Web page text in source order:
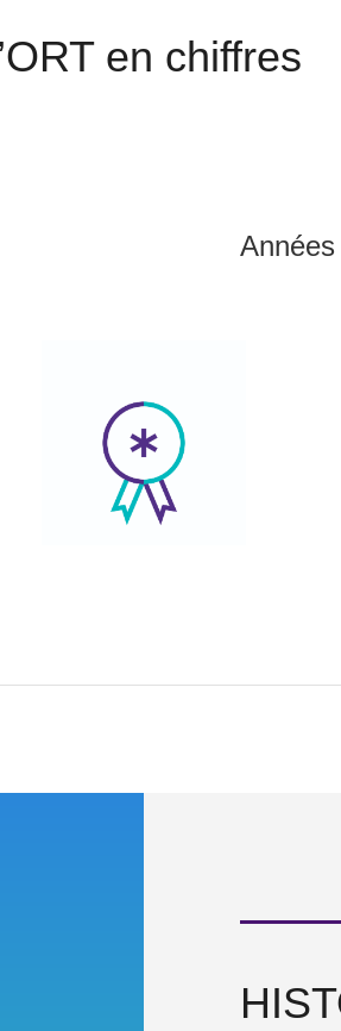
en chiffres